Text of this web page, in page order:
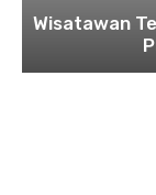
Wisatawan